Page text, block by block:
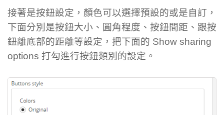
接著是按鈕設定，顏色可以選擇預設的或是自訂，
下面分別是按鈕大小、圓角程度、按鈕間距、跟按
鈕離底部的距離等設定，把下面的 Show sharing
options 打勾進行按鈕類別的設定。